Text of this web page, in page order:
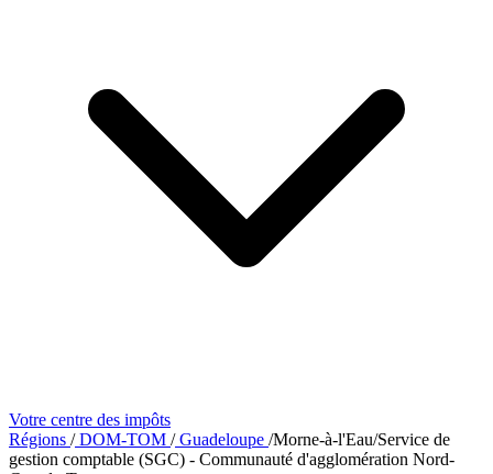
Votre centre des impôts
Régions /DOM-TOM /Guadeloupe /Morne-à-l'Eau/Service de
gestion comptable (SGC) - Communauté d'agglomération Nord-